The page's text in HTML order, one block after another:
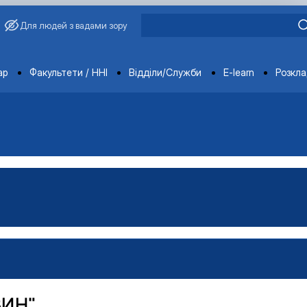
Для людей з вадами зору
Факультети / ННІ Відділи/Служби E-learn